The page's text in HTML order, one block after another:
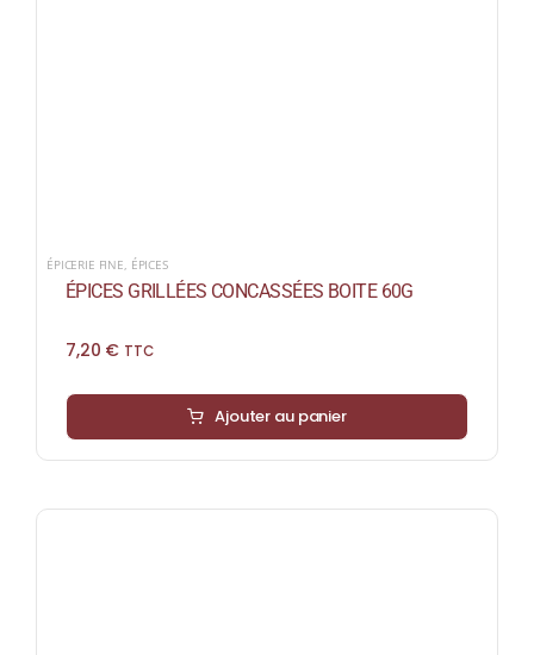
ÉPICERIE FINE ÉPICES
ÉPICES GRILLÉES CONCASSÉES BOITE 60G
7,20 € TTC
Ajouter au panier